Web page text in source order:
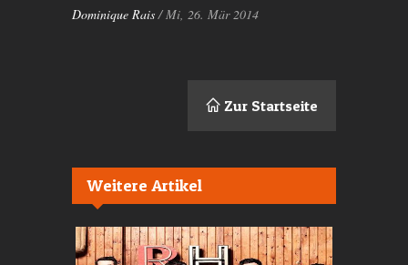
Dominique Rais / Mi, 26. Mär 2014
Zur Startseite
Weitere Artikel